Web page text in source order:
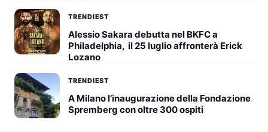
TRENDIEST
Alessio Sakara debutta nel BKFC a
Philadelphia, il 25 luglio affronterà Erick
Lozano
TRENDIEST
A Milano l’inaugurazione della Fondazione
Spremberg con oltre 300 ospiti